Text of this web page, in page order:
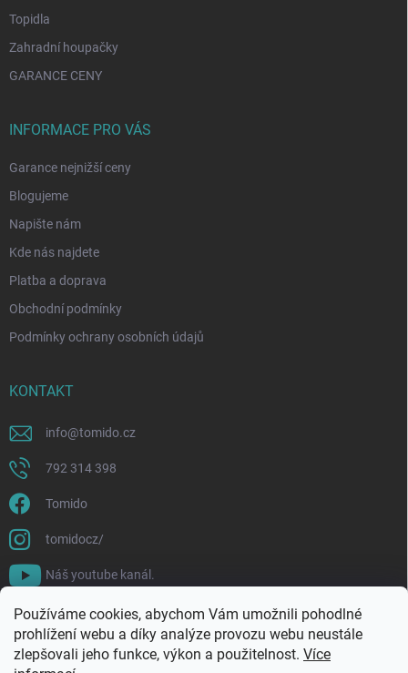
Používáme cookies, abychom Vám umožnili pohodlné
prohlížení webu a díky analýze provozu webu neustále
zlepšovali jeho funkce, výkon a použitelnost. Více
Topidla
Zahradní houpačky
GARANCE CENY
INFORMACE PRO VÁS
Garance nejnižší ceny
Blogujeme
Napište nám
Kde nás najdete
Platba a doprava
Obchodní podmínky
Podmínky ochrany osobních údajů
KONTAKT
info@tomido.cz
792 314 398
Tomido
tomidocz/
Náš youtube kanál.